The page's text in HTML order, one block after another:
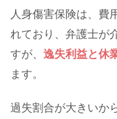
人身傷害保険は、費
れており、弁護士が
すが、 逸失利益と休
ます。
過失割合が大きいか